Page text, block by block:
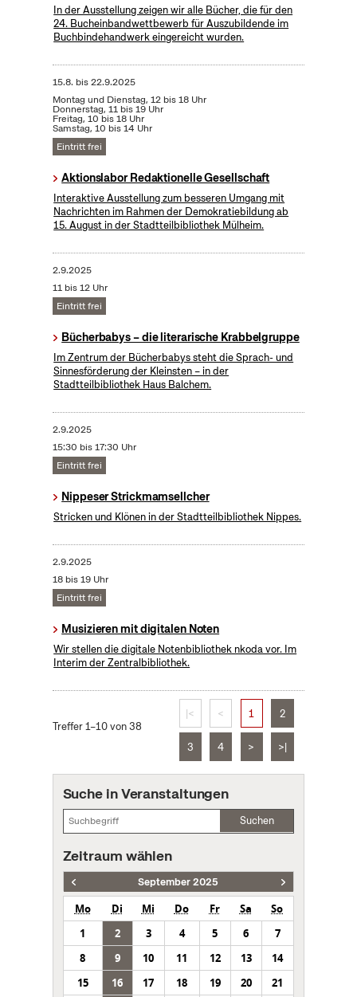
In der Ausstellung zeigen wir alle Bücher, die für den
24. Bucheinbandwettbewerb für Auszubildende im
Buchbindehandwerk eingereicht wurden.
15.8. bis22.9.2025
Montag und Dienstag, 12 bis 18 Uhr
Donnerstag, 11 bis 19 Uhr
Freitag, 10 bis 18 Uhr
Samstag, 10 bis 14 Uhr
Eintritt frei
Aktionslabor Redaktionelle Gesellschaft
Interaktive Ausstellung zum besseren Umgang mit
Nachrichten im Rahmen der Demokratiebildung ab
15. August in der Stadtteilbibliothek Mülheim.
2.9.2025
11 bis 12 Uhr
Eintritt frei
Bücherbabys – die literarische Krabbelgruppe
Im Zentrum der Bücherbabys steht die Sprach- und
Sinnesförderung der Kleinsten – in der
Stadtteilbibliothek Haus Balchem.
2.9.2025
15:30 bis 17:30 Uhr
Eintritt frei
Nippeser Strickmamsellcher
Stricken und Klönen in der Stadtteilbibliothek Nippes.
2.9.2025
18 bis 19 Uhr
Eintritt frei
Musizieren mit digitalen Noten
Wir stellen die digitale Notenbibliothek nkoda vor. Im
Interim der Zentralbibliothek.
Treffer 1–10 von 38
|< < 1 2
3 4 > >|
Suche in Veranstaltungen
Suchen
Zeitraum wählen
September 2025
Mo Di Mi Do Fr Sa
So
1
2 3 4 5 6
7
8
9 10 11 12 13
14
15
16 17 18 19 20
21